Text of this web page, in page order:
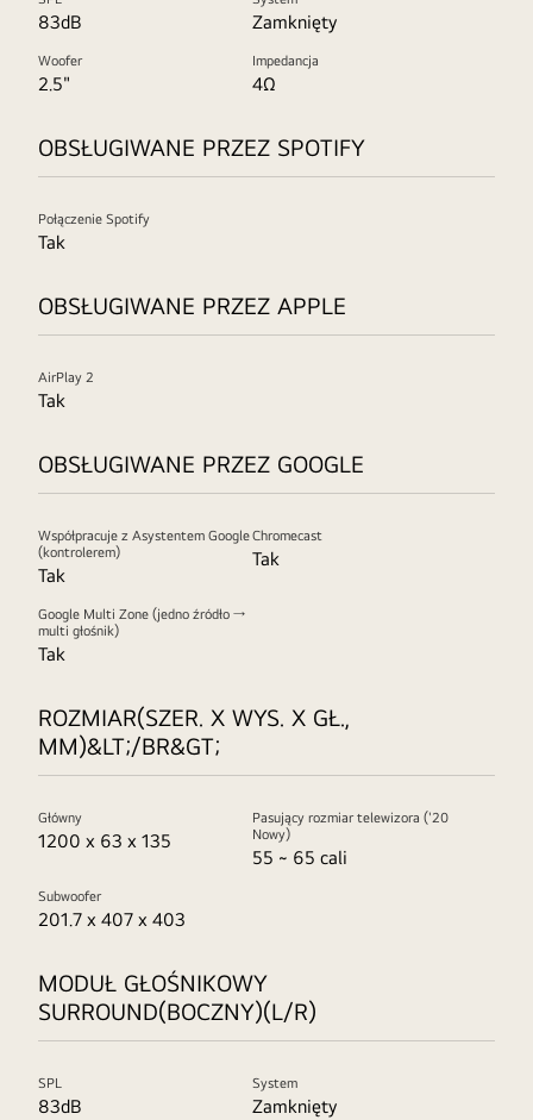
83dB Zamknięty
Woofer
2.5"
Impedancja
4Ω
OBSŁUGIWANE PRZEZ SPOTIFY
Połączenie Spotify
Tak
OBSŁUGIWANE PRZEZ APPLE
AirPlay 2
Tak
OBSŁUGIWANE PRZEZ GOOGLE
Współpracuje z Asystentem Google
(kontrolerem)
Tak
Chromecast
Tak
Google Multi Zone (jedno źródło →
multi głośnik)
Tak
ROZMIAR(SZER. X WYS. X GŁ.,
MM)&LT;/BR&GT;
Główny
1200 x 63 x 135
Pasujący rozmiar telewizora ('20
Nowy)
55 ~ 65 cali
Subwoofer
201.7 x 407 x 403
MODUŁ GŁOŚNIKOWY
SURROUND(BOCZNY)(L/R)
SPL
83dB
System
Zamknięty